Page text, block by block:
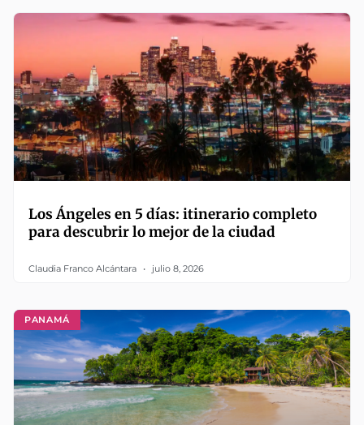
Los Ángeles en 5 días: itinerario completo
para descubrir lo mejor de la ciudad
Claudia Franco Alcántara julio 8, 2026
PANAMÁ